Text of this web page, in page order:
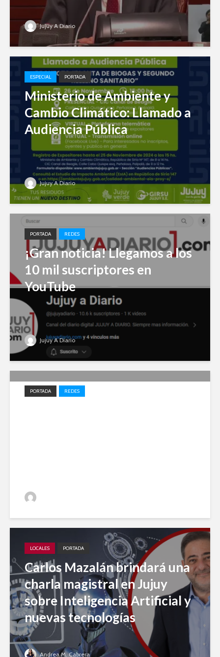
Jujuy A Diario
ESPECIAL PORTADA
Ministerio de Ambiente y
Cambio Climático: Llamado a
Audiencia Pública
Jujuy A Diario
PORTADA REDES
¡Gran noticia! Llegamos a los
10 mil suscriptores en
YouTube
Jujuy A Diario
PORTADA REDES
LOCALES PORTADA
Carlos Mazalán brindará una
charla magistral en Jujuy
sobre Inteligencia Artificial y
nuevas tecnologías
Andrea M. Cabrera